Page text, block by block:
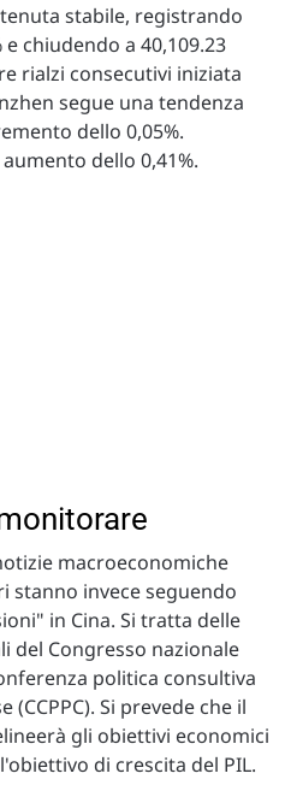
stabile, registrando
chiudendo a 40,109.23
rialzi consecutivi iniziata
segue una tendenza
dello 0,05%.
dello 0,41%.
macroeconomiche
stanno invece seguendo
in Cina. Si tratta delle
del Congresso nazionale
politica consultiva
Si prevede che il
gli obiettivi economici
di crescita del PIL.